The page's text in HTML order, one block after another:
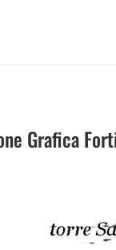
Grafica